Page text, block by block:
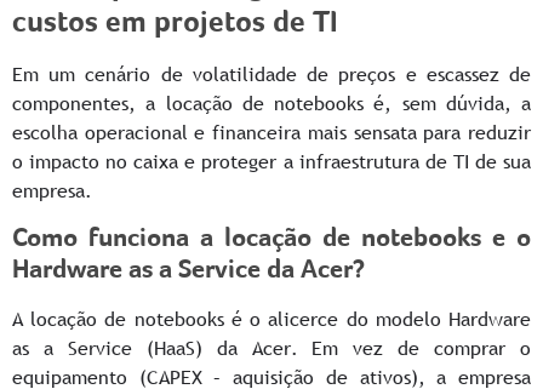
custos em projetos de TI
Em um cenário de volatilidade de preços e escassez de
componentes, a locação de notebooks é, sem dúvida, a
escolha operacional e financeira mais sensata para reduzir
o impacto no caixa e proteger a infraestrutura de TI de sua
empresa.
Como funciona a locação de notebooks e o
Hardware as a Service da Acer?
A locação de notebooks é o alicerce do modelo Hardware
as a Service (HaaS) da Acer. Em vez de comprar o
equipamento (CAPEX – aquisição de ativos), a empresa